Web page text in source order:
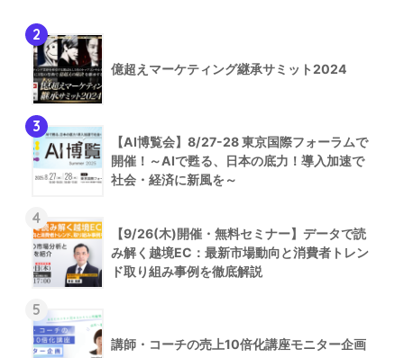
2
億超えマーケティング継承サミット2024
3
【AI博覧会】8/27-28 東京国際フォーラムで
開催！～AIで甦る、日本の底力！導入加速で
社会・経済に新風を～
4
【9/26(木)開催・無料セミナー】データで読
み解く越境EC：最新市場動向と消費者トレン
ド取り組み事例を徹底解説
5
講師・コーチの売上10倍化講座モニター企画